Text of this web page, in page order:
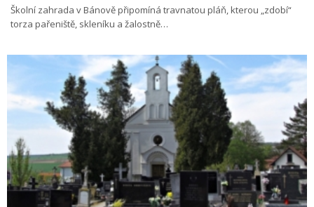
Školní zahrada v Bánově připomíná travnatou pláň, kterou „zdobí“
torza pařeniště, skleníku a žalostně…